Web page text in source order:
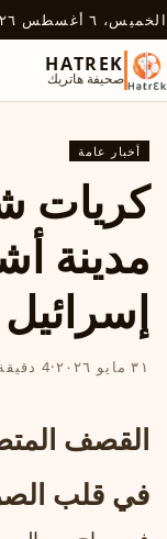
الخميس، ٦ أغسطس ٢٠٢٦
HATREK
صحيفة هاتريك
أخبار عامة
كريات
مدينة
إسرائيل
٣١ مايو ٢٠٢٦ ·4 دقيقة قراءة
القصف
في قلب